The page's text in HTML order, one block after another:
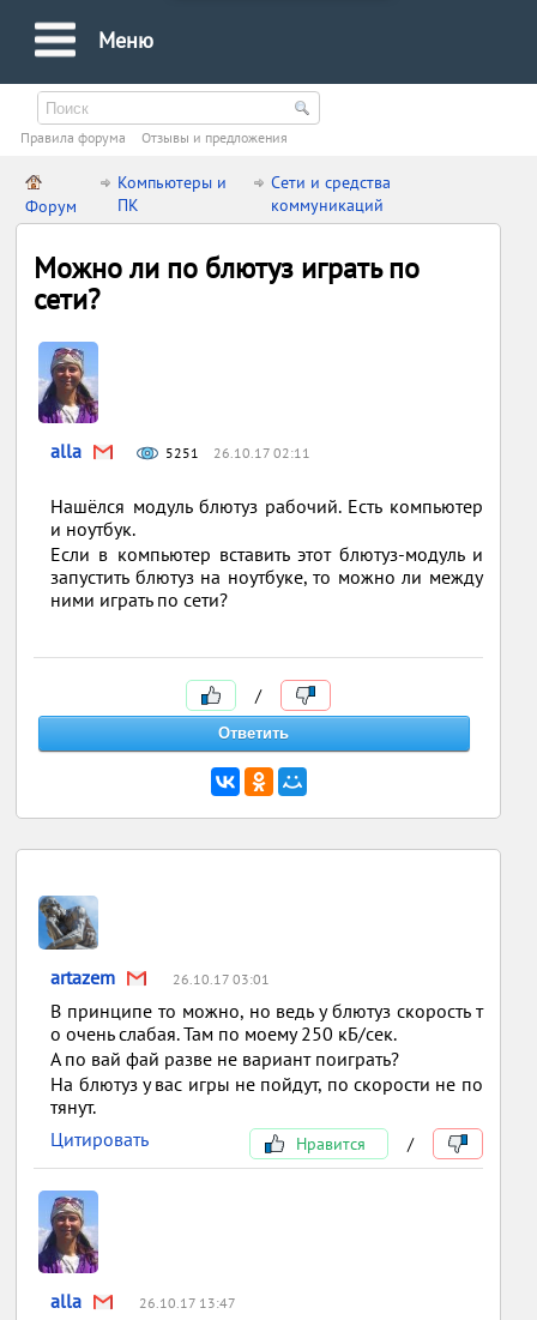
Меню
Правила форума Oтзывы и предложения
Форум
Компьютеры и
ПК
Сети и средства
коммуникаций
Можно ли по блютуз играть по
сети?
alla 5251 26.10.17 02:11
Нашёлся модуль блютуз рабочий. Есть компьютер
и ноутбук.
Если в компьютер вставить этот блютуз-модуль и
запустить блютуз на ноутбуке, то можно ли между
ними играть по сети?
/
artazem 26.10.17 03:01
В принципе то можно, но ведь у блютуз скорость т
о очень слабая. Там по моему 250 кБ/сек.
А по вай фай разве не вариант поиграть?
На блютуз у вас игры не пойдут, по скорости не по
тянут.
Цитировать
Нравится /
alla 26.10.17 13:47